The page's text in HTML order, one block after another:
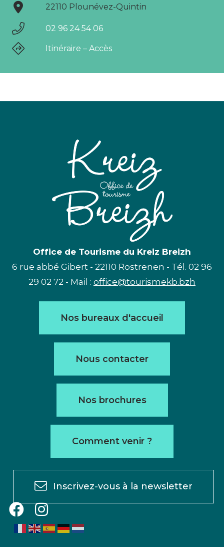
22110 Plounévez-Quintin
02 96 24 54 06
Itinéraire – Accès
Office de Tourisme du Kreiz Breizh
6 rue abbé Gibert - 22110 Rostrenen - Tél. 02 96
29 02 72 - Mail : office@tourismekb.bzh
Nos bureaux d'accueil
Nous contacter
Nos brochures
Comment venir ?
Inscrivez-vous à la newsletter